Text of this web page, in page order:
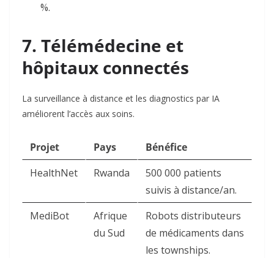
%.
7. Télémédecine et
hôpitaux connectés
La surveillance à distance et les diagnostics par IA
améliorent l’accès aux soins.
Projet Pays
Bénéfice
HealthNet
Rwanda
500 000 patients
suivis à distance/an.
MediBot
Afrique
du Sud
Robots distributeurs
de médicaments dans
les townships.